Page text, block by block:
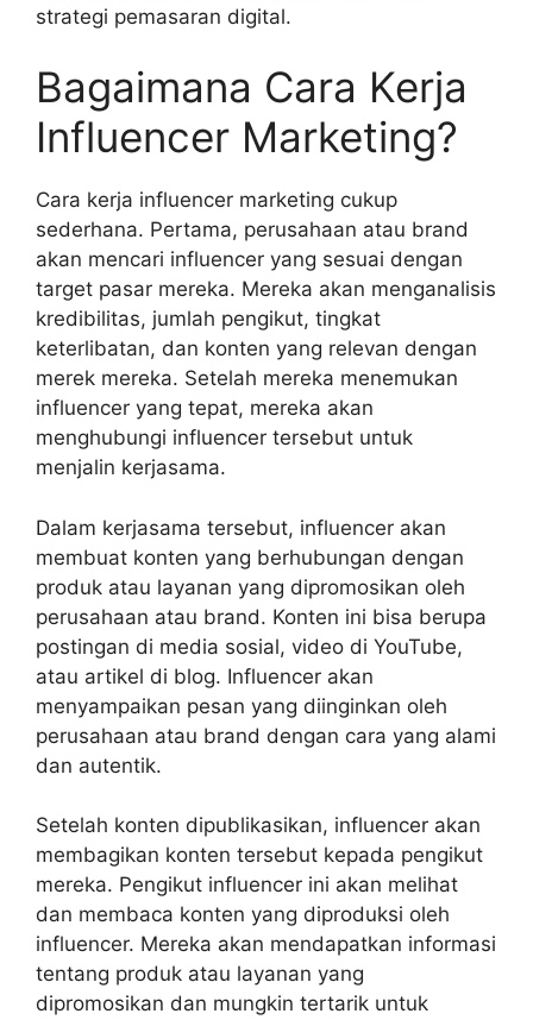
strategi pemasaran digital.
Bagaimana Cara Kerja
Influencer Marketing?
Cara kerja influencer marketing cukup
sederhana. Pertama, perusahaan atau brand
akan mencari influencer yang sesuai dengan
target pasar mereka. Mereka akan menganalisis
kredibilitas, jumlah pengikut, tingkat
keterlibatan, dan konten yang relevan dengan
merek mereka. Setelah mereka menemukan
influencer yang tepat, mereka akan
menghubungi influencer tersebut untuk
menjalin kerjasama.
Dalam kerjasama tersebut, influencer akan
membuat konten yang berhubungan dengan
produk atau layanan yang dipromosikan oleh
perusahaan atau brand. Konten ini bisa berupa
postingan di media sosial, video di YouTube,
atau artikel di blog. Influencer akan
menyampaikan pesan yang diinginkan oleh
perusahaan atau brand dengan cara yang alami
dan autentik.
Setelah konten dipublikasikan, influencer akan
membagikan konten tersebut kepada pengikut
mereka. Pengikut influencer ini akan melihat
dan membaca konten yang diproduksi oleh
influencer. Mereka akan mendapatkan informasi
tentang produk atau layanan yang
dipromosikan dan mungkin tertarik untuk